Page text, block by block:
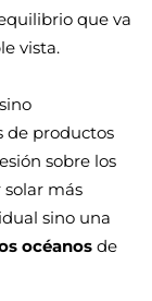
que va
vista.
de productos
sobre los
solar más
sino una
océanos de